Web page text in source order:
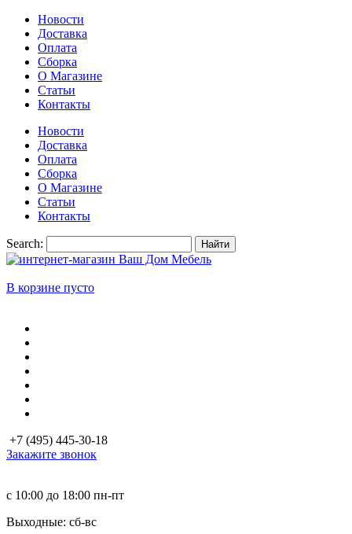
Новости
Доставка
Оплата
Сборка
О Магазине
Статьи
Контакты
Новости
Доставка
Оплата
Сборка
О Магазине
Статьи
Контакты
Search: Найти
В корзине пусто
+7 (495) 445-30-18
Закажите звонок
с 10:00 до 18:00 пн-пт
Выходные: сб-вc